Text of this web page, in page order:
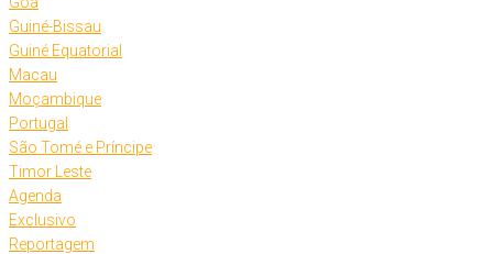
Guiné-Bissau
Guiné Equatorial
Macau
Moçambique
Portugal
São Tomé e Príncipe
Timor Leste
Agenda
Exclusivo
Reportagem